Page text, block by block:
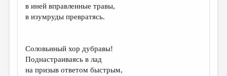
ПЕРЕВОДЫ
ДЕТСКАЯ КОМНАТА
КНИЖНАЯ ПОЛКА
в иней вправленные травы,
в изумруды превратясь.
Соловьиный хор дубравы!
Поднастраиваясь в лад
на призыв ответом быстрым,